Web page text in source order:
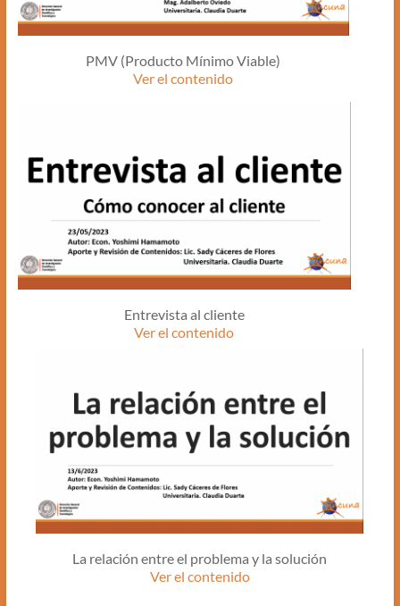
PMV (Producto Mínimo Viable)
Ver el contenido
Entrevista al cliente
Ver el contenido
La relación entre el problema y la solución
Ver el contenido